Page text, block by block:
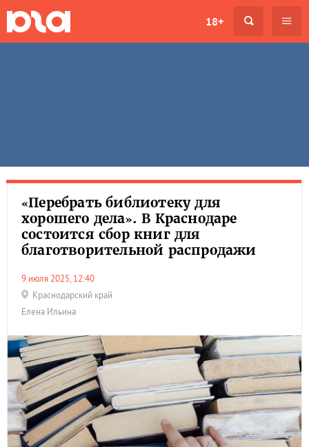
18+
«Перебрать библиотеку для
хорошего дела». В Краснодаре
состоится сбор книг для
благотворительной распродажи
9 июля 2025, 12:40
Краснодарский край
Елена Ильина